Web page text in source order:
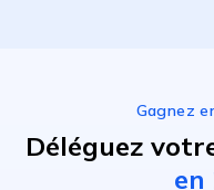
Gagnez
Déléguez
en